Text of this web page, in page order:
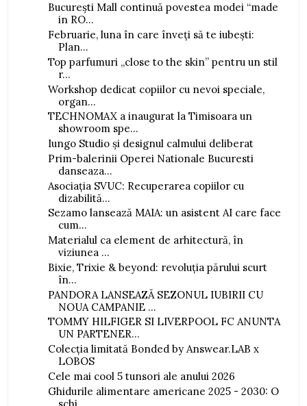
București Mall continuă povestea modei “made
in RO...
Februarie, luna în care înveți să te iubești:
Plan...
Top parfumuri „close to the skin” pentru un stil
r...
Workshop dedicat copiilor cu nevoi speciale,
organ...
TECHNOMAX a inaugurat la Timisoara un
showroom spe...
Iungo Studio și designul calmului deliberat
Prim-balerinii Operei Nationale Bucuresti
danseaza...
Asociația SVUC: Recuperarea copiilor cu
dizabilită...
Sezamo lansează MAIA: un asistent AI care face
cum...
Materialul ca element de arhitectură, în
viziunea ...
Bixie, Trixie & beyond: revoluția părului scurt
în...
PANDORA LANSEAZĂ SEZONUL IUBIRII CU
NOUA CAMPANIE ...
TOMMY HILFIGER SI LIVERPOOL FC ANUNTA
UN PARTENER...
Colecția limitată Bonded by Answear.LAB x
LOBOS
Cele mai cool 5 tunsori ale anului 2026
Ghidurile alimentare americane 2025 - 2030: O